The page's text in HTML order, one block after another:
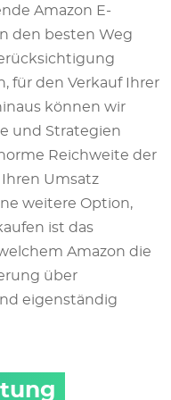
Amazon E-
den besten Weg
für den Verkauf Ihrer
können wir
und Strategien
Reichweite der
Umsatz
weitere Option,
ist das
Amazon die
über
eigenständig